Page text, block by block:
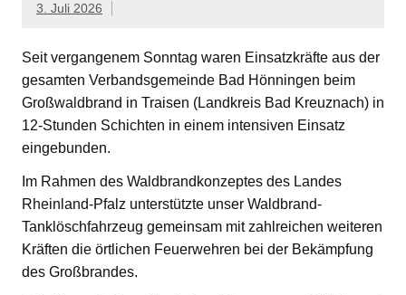
3. Juli 2026
Seit vergangenem Sonntag waren Einsatzkräfte aus der
gesamten Verbandsgemeinde Bad Hönningen beim
Großwaldbrand in Traisen (Landkreis Bad Kreuznach) in
12-Stunden Schichten in einem intensiven Einsatz
eingebunden.
Im Rahmen des Waldbrandkonzeptes des Landes
Rheinland-Pfalz unterstützte unser Waldbrand-
Tanklöschfahrzeug gemeinsam mit zahlreichen weiteren
Kräften die örtlichen Feuerwehren bei der Bekämpfung
des Großbrandes.